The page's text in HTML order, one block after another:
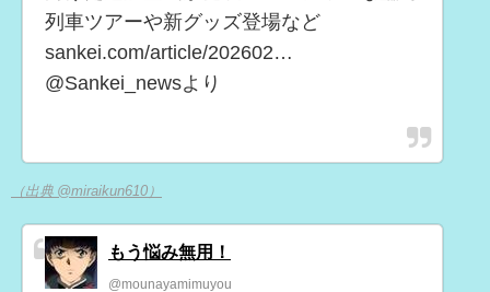
列車ツアーや新グッズ登場など
sankei.com/article/202602…
@Sankei_newsより
（出典 @miraikun610）
もう悩み無用！
@mounayamimuyou